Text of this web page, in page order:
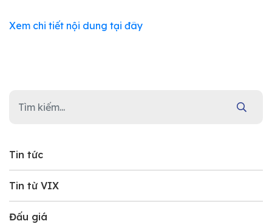
Tin tức
Tin từ VIX
Đấu giá
Xem chi tiết nội dung tại đây